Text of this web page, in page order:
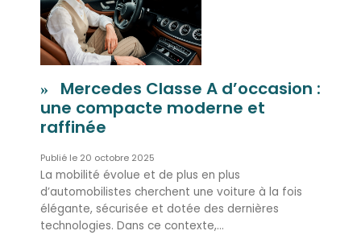
Mercedes Classe A d’occasion :
une compacte moderne et
raffinée
20 octobre 2025
La mobilité évolue et de plus en plus
d’automobilistes cherchent une voiture à la fois
élégante, sécurisée et dotée des dernières
technologies. Dans ce contexte,…